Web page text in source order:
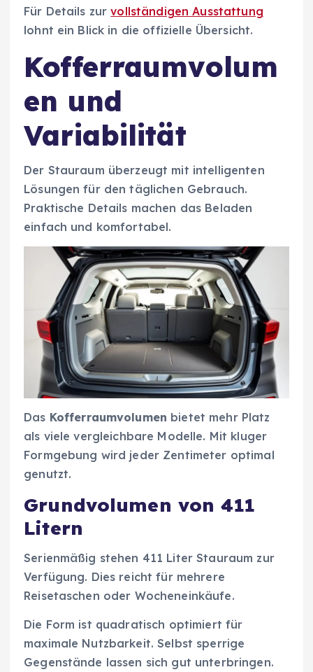
Für Details zurvollständigen Ausstattung
lohnt ein Blick in die offizielle Übersicht.
Kofferraumvolum
en und
Variabilität
Der Stauraum überzeugt mit intelligenten
Lösungen für den täglichen Gebrauch.
Praktische Details machen das Beladen
einfach und komfortabel.
Das Kofferraumvolumen bietet mehr Platz
als viele vergleichbare Modelle. Mit kluger
Formgebung wird jeder Zentimeter optimal
genutzt.
Grundvolumen von 411
Litern
Serienmäßig stehen 411 Liter Stauraum zur
Verfügung. Dies reicht für mehrere
Reisetaschen oder Wocheneinkäufe.
Die Form ist quadratisch optimiert für
maximale Nutzbarkeit. Selbst sperrige
Gegenstände lassen sich gut unterbringen.